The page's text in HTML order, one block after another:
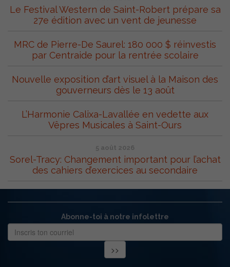
Le Festival Western de Saint-Robert prépare sa
27e édition avec un vent de jeunesse
MRC de Pierre-De Saurel: 180 000 $ réinvestis
par Centraide pour la rentrée scolaire
Nouvelle exposition d’art visuel à la Maison des
gouverneurs dès le 13 août
L’Harmonie Calixa-Lavallée en vedette aux
Vêpres Musicales à Saint-Ours
5 août 2026
Sorel-Tracy: Changement important pour l’achat
des cahiers d’exercices au secondaire
Abonne-toi à notre infolettre